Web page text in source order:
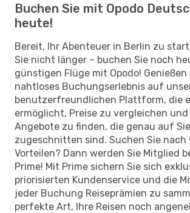
Buchen Sie mit Opodo
heute!
Bereit, Ihr Abenteuer in Berlin zu
Sie nicht länger – buchen Sie noch
günstigen Flüge mit Opodo! Genießen
nahtloses Buchungserlebnis auf
benutzerfreundlichen Plattform, die
ermöglicht, Preise zu vergleichen
Angebote zu finden, die genau auf Sie
zugeschnitten sind. Suchen Sie nach
Vorteilen? Dann werden Sie Mitglied
Prime! Mit Prime sichern Sie sich
priorisierten Kundenservice und die
jeder Buchung Reiseprämien zu
perfekte Art, Ihre Reisen noch